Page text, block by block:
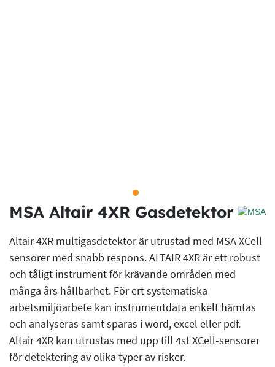
MSA Altair 4XR Gasdetektor
Altair 4XR multigasdetektor är utrustad med MSA XCell-
sensorer med snabb respons. ALTAIR 4XR är ett robust
och tåligt instrument för krävande områden med
många års hållbarhet. För ert systematiska
arbetsmiljöarbete kan instrumentdata enkelt hämtas
och analyseras samt sparas i word, excel eller pdf.
Altair 4XR kan utrustas med upp till 4st XCell-sensorer
för detektering av olika typer av risker.